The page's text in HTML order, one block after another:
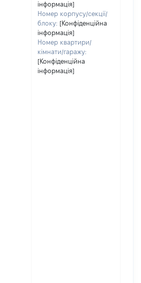
інформація]
Номер корпусу/секції/
блоку: [Конфіденційна
інформація]
Номер квартири/
кімнати/гаражу:
[Конфіденційна
інформація]